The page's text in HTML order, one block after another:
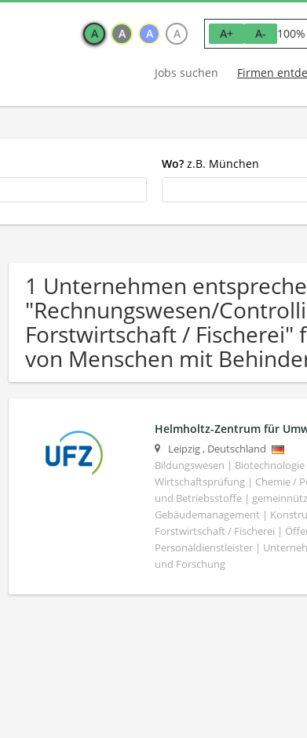
A A A A A+ A-
Jobs suchen Firmen
Wo? z.B. München
1 Unternehmen
"Rechnungswesen/
Forstwirtschaft / Fischerei"
von Menschen mit
Helmholtz-Zentrum für
Leipzig, Deutschland
Bildungswesen |
Wirtschaftsprüfung | Chemie /
und Betriebsstoffe |
Gebäudemanagement |
Forstwirtschaft / Fischerei |
Personaldienstleister |
und Forschung